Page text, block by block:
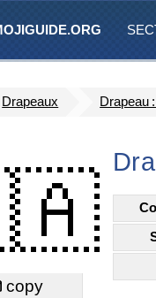
Drapeaux Drapeau